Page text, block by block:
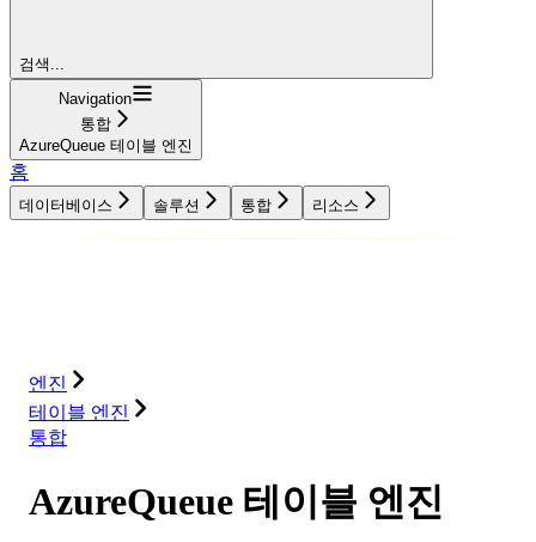
검색...
Navigation
통합
AzureQueue 테이블 엔진
홈
데이터베이스 솔루션 통합 리소스
엔진
테이블 엔진
통합
AzureQueue 테이블 엔진